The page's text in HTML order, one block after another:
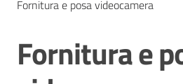
Stazioni
Fornitura e posa videocamera
Salta al contenuto
Fornitura e